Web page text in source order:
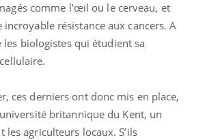
comme l'œil ou le cerveau, et
incroyable résistance aux cancers. A
les biologistes qui étudient sa
ces derniers ont donc mis en place,
britannique du Kent, un
agriculteurs locaux. S’ils